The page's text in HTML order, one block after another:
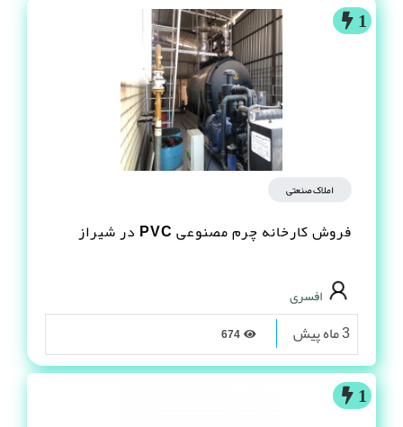
1
املاک صنعتی
فروش کارخانه چرم مصنوعى PVC در شیراز
افسری
3 ماه پیش
1